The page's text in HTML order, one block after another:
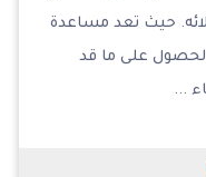
حيث تعد مساعدة
على ما قد
...